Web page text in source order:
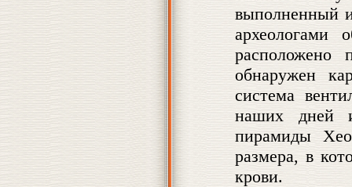
выполненный
археологами
обнаружен
система
наших дней
пирамиды
размера, в
крови.